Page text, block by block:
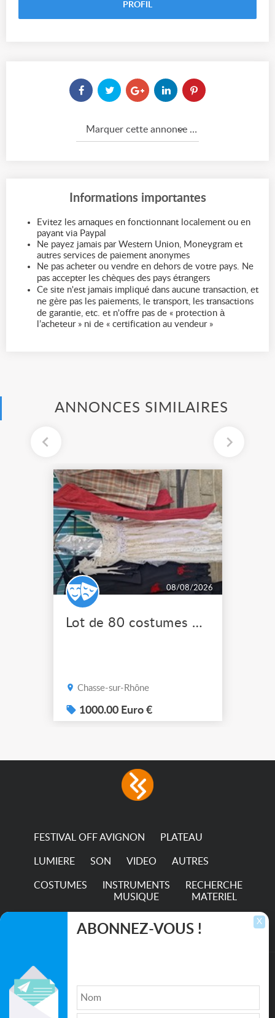
PROFIL
Marquer cette annonce comme...
Informations importantes
Evitez les arnaques en fonctionnant localement ou en
payant via Paypal
Ne payez jamais par Western Union, Moneygram et
autres services de paiement anonymes
Ne pas acheter ou vendre en dehors de votre pays. Ne
pas accepter les chèques des pays étrangers
Ce site n'est jamais impliqué dans aucune transaction, et
ne gère pas les paiements, le transport, les transactions
de garantie, etc. et n'offre pas de « protection à
l’acheteur » ni de « certification au vendeur »
ANNONCES SIMILAIRES
08/08/2026
Lot de 80 costumes de scène pro
Chasse-sur-Rhône
1000.00 Euro €
FESTIVAL OFF AVIGNON PLATEAU
LUMIERE SON VIDEO AUTRES
COSTUMES
INSTRUMENTS
MUSIQUE
RECHERCHE
MATERIEL
TRANSPORTS X
ABONNEZ-VOUS !